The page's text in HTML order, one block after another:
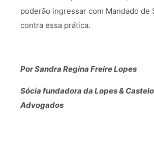
poderão ingressar com Mandado de
contra essa prática.
Por Sandra Regina Freire Lopes
Sócia fundadora da Lopes &
Advogados